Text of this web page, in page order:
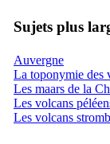
Sujets plus
Auvergne
La toponymie des
Les maars de la
Les volcans
Les volcans